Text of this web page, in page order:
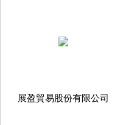
展盈貿易股份有限公司